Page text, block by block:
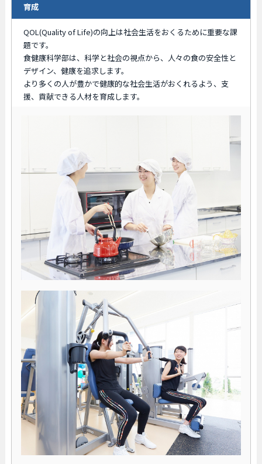
育成
QOL(Quality of Life)の向上は社会生活をおくるために重要な課
題です。
食健康科学部は、科学と社会の視点から、人々の食の安全性と
デザイン、健康を追求します。
より多くの人が豊かで健康的な社会生活がおくれるよう、支
援、貢献できる人材を育成します。